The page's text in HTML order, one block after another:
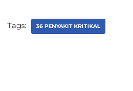
Tags: 36 PENYAKIT KRITIKAL